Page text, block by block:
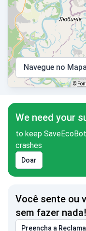
Navegue no Mapa
©
We need your
to keep
crashes
Doar
Você sente ou
sem fazer nada!
Preencha a